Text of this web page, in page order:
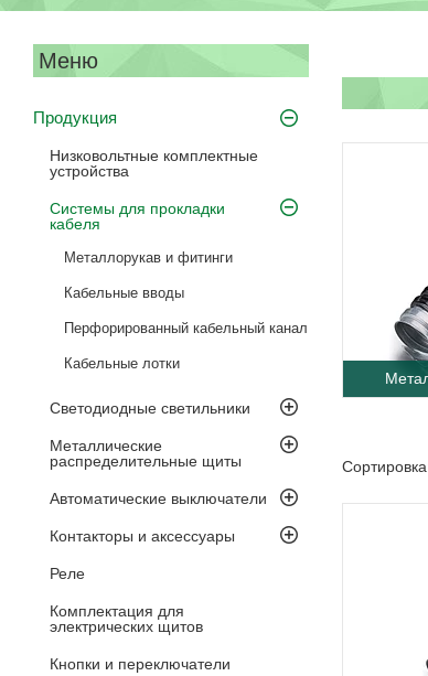
Продукция
Низковольтные комплектные
устройства
Системы для прокладки
кабеля
Металлорукав и фитинги
Кабельные вводы
Перфорированный кабельный канал
Кабельные лотки
Светодиодные светильники
Металлические
распределительные щиты
Автоматические выключатели
Контакторы и аксессуары
Реле
Комплектация для
электрических щитов
Кнопки и переключатели